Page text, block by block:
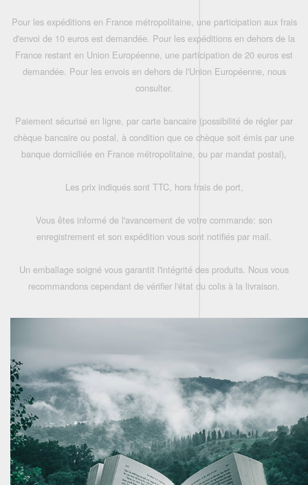
Pour les expéditions en France métropolitaine, une participation aux frais
d'envoi de 10 euros est demandée. Pour les expéditions en dehors de la
France restant en Union Européenne, une participation de 20 euros est
demandée. Pour les envois en dehors de l'Union Européenne, nous
consulter.
Paiement sécurisé en ligne, par carte bancaire (possibilité de régler par
chèque bancaire ou postal, à condition que ce chèque soit émis par une
banque domiciliée en France métropolitaine, ou par mandat postal),
Les prix indiqués sont TTC, hors frais de port,
Vous êtes informé de l'avancement de votre commande: son
enregistrement et son expédition vous sont notifiés par mail.
Un emballage soigné vous garantit l'intégrité des produits. Nous vous
recommandons cependant de vérifier l'état du colis à la livraison.